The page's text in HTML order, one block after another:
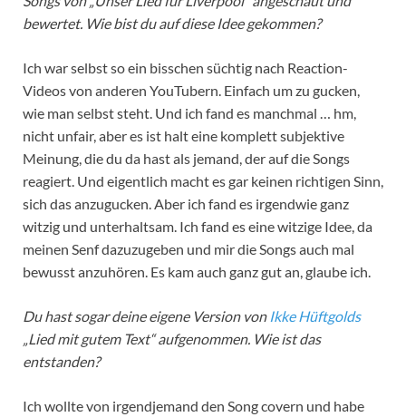
bewertet. Wie bist du auf diese Idee gekommen?
Ich war selbst so ein bisschen süchtig nach Reaction-
Videos von anderen YouTubern. Einfach um zu gucken,
wie man selbst steht. Und ich fand es manchmal … hm,
nicht unfair, aber es ist halt eine komplett subjektive
Meinung, die du da hast als jemand, der auf die Songs
reagiert. Und eigentlich macht es gar keinen richtigen Sinn,
sich das anzugucken. Aber ich fand es irgendwie ganz
witzig und unterhaltsam. Ich fand es eine witzige Idee, da
meinen Senf dazuzugeben und mir die Songs auch mal
bewusst anzuhören. Es kam auch ganz gut an, glaube ich.
Du hast sogar deine eigene Version von Ikke Hüftgolds
„Lied mit gutem Text“ aufgenommen. Wie ist das
entstanden?
Ich wollte von irgendjemand den Song covern und habe